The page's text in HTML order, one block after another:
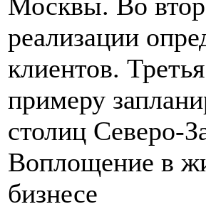
реализации
клиентов.
примеру
столиц Северо-
Воплощение в
бизнесе